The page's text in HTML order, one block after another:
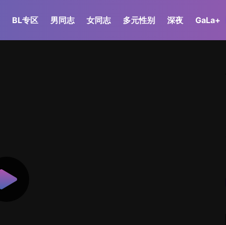
BL专区 男同志 女同志 多元性别 深夜 GaLa+